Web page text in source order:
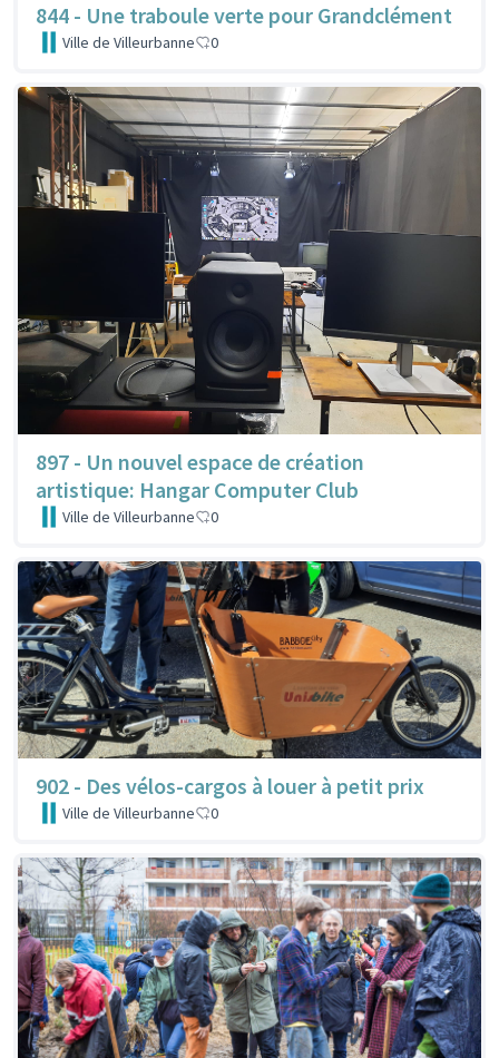
844 - Une traboule verte pour Grandclément
Ville de Villeurbanne 0
897 - Un nouvel espace de création
artistique: Hangar Computer Club
Ville de Villeurbanne 0
902 - Des vélos-cargos à louer à petit prix
Ville de Villeurbanne 0